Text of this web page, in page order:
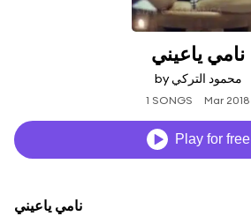
نامي ياعيني
by محمود التركي
1 SONGS Mar 2018
Play for free
نامي ياعيني